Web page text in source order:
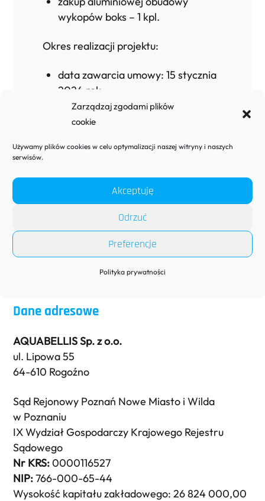
Zarządzaj zgodami plików
cookie
Używamy plików cookies w celu optymalizacji naszej witryny i naszych
serwisów.
Akceptuję
Odrzuć
Preferencje
Polityka prywatności
wykopów boks – 1 kpl.
Okres realizacji projektu:
data zawarcia umowy: 15 stycznia
2024 rok,
zakończenie projektu: 26 marca
2024 rok.
Back
To
Dane adresowe
AQUABELLIS Sp. z o.o.
ul. Lipowa 55
64-610 Rogoźno
Sąd Rejonowy Poznań Nowe Miasto i Wilda
w Poznaniu
IX Wydział Gospodarczy Krajowego Rejestru
Sądowego
Nr KRS:0000116527
NIP:766-000-65-44
Wysokość kapitału zakładowego: 26 824 000,00